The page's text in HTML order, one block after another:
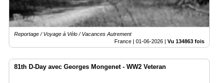
Reportage / Voyage à Vélo / Vacances Autrement
France | 01-06-2026 | Vu 134863 fois
81th D-Day avec Georges Mongenet - WW2 Veteran